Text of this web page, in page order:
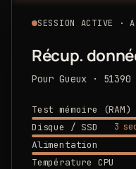
SESSION ACTIVE ·
Récup.
Pour Gueux · 51390
Test mémoire (RAM)
Disque / SSD
3
Alimentation
Température CPU